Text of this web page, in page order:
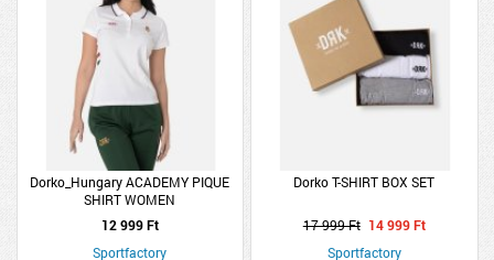
Dorko_Hungary ACADEMY PIQUE
SHIRT WOMEN
12 999 Ft
Sportfactory
Dorko T-SHIRT BOX SET
17 999 Ft 14 999 Ft
Sportfactory